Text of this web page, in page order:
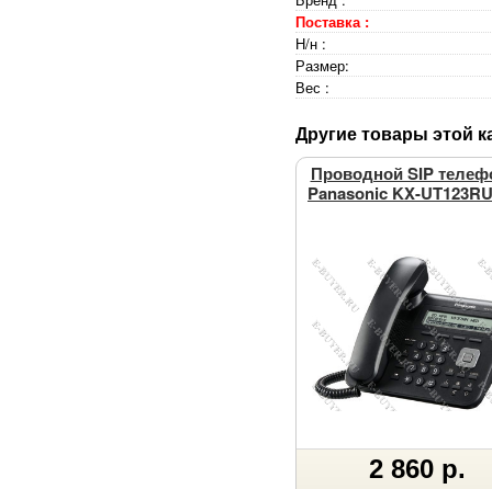
Поставка :
Н/н :
Размер:
Вес :
Другие товары этой
Проводной SIP
Panasonic KX-
2 860 р.